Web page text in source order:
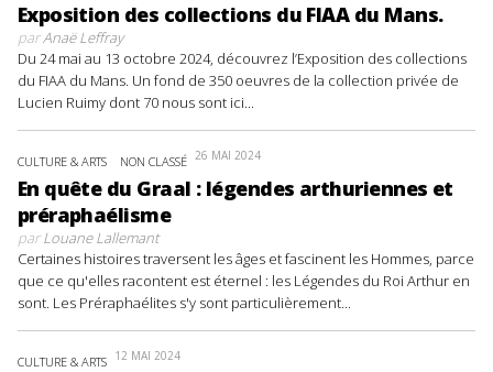
Exposition des collections du FIAA du Mans.
parAnaë Leffray
Du 24 mai au 13 octobre 2024, découvrez l’Exposition des collections
du FIAA du Mans. Un fond de 350 oeuvres de la collection privée de
Lucien Ruimy dont 70 nous sont ici...
CULTURE & ARTS NON CLASSÉ 26 MAI 2024
En quête du Graal : légendes arthuriennes et
préraphaélisme
parLouane Lallemant
Certaines histoires traversent les âges et fascinent les Hommes, parce
que ce qu'elles racontent est éternel : les Légendes du Roi Arthur en
sont. Les Préraphaélites s'y sont particulièrement...
CULTURE & ARTS 12 MAI 2024